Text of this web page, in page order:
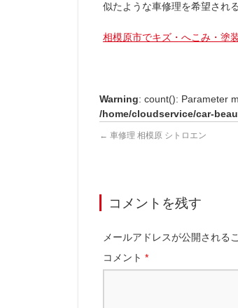
似たような車修理を希望され
相模原市でキズ・へこみ・塗
Warning: count(): Parameter
/home/cloudservice/car-
← 車修理 相模原 シトロエン
コメントを残す
メールアドレスが公開される
コメント *